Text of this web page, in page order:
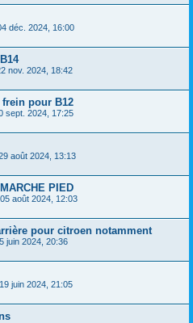
déc. 2024, 16:00
nov. 2024, 18:42
pour B12
sept. 2024, 17:25
août 2024, 13:13
PIED
05 août 2024, 12:03
pour citroen notamment
juin 2024, 20:36
19 juin 2024, 21:05